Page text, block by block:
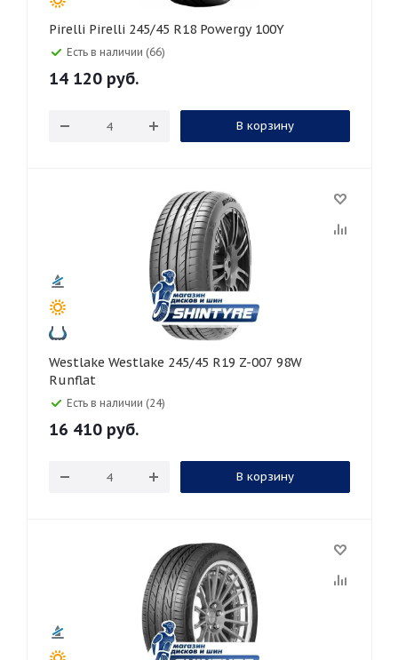
Pirelli Pirelli 245/45 R18 Powergy 100Y
Есть в наличии (66)
14 120 руб.
В корзину
Westlake Westlake 245/45 R19 Z-007 98W
Runflat
Есть в наличии (24)
16 410 руб.
В корзину